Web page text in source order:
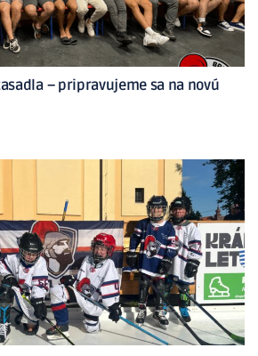
– pripravujeme sa na novú